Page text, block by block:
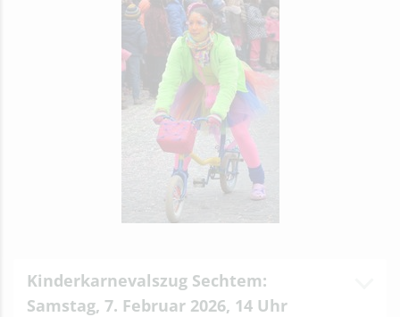
Kinderkarnevalszug Sechtem:
Samstag, 7. Februar 2026, 14 Uhr